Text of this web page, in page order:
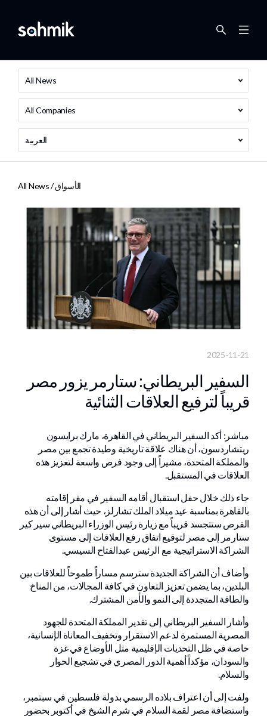
All News
All Companies
العربية
All News /الأسواق
2025-11-21
السفير البريطاني: ستارمر يزور مصر
قريباً لترفيع العلاقات الثنائية
مباشر: أكد السفير البريطاني في القاهرة، مارك برايسون
ريتشاردسون، أن هناك علاقة تاريخية وطيدة تجمع بين مصر
والمملكة المتحدة، مشيراً إلى وجود فرص واسعة لتعزيز هذه
العلاقات في المستقبل.
جاء ذلك خلال حفل استقبال أقامه السفير في مقر إقامته
بالقاهرة بمناسبة عيد ميلاد الملك تشارلز، حيث أشار إلى أن هذه
الفرص ستتجسد قريباً مع زيارة رئيس الوزراء البريطاني سير كير
ستارمر إلى مصر لتوقيع اتفاق رفع العلاقات إلى مستوى
الشراكة الاستراتيجية مع الرئيس عبدالفتاح السيسي.
وأضاف أن الشراكة الجديدة سترسم مساراً طموحاً للعلاقات بين
البلدين، بما يضمن تعزيز التعاون في كافة المجالات، من المناخ
والطاقة المتجددة إلى النمو والأمن المشترك.
وأشار السفير البريطاني إلى تقدير المملكة المتحدة للجهود
المصرية المستمرة لدعم الاستقرار وتخفيف المعاناة الإنسانية،
خاصة في ظل التحديات الإقليمية مثل الأوضاع في غزة
والسودان، مؤكداً أهمية الدور المصري في تشجيع الحوار
والسلام.
ولفت إلى أن اعتراف بلاده الرسمي بدولة فلسطين في سبتمبر،
واستضافة مصر لقمة السلام في شرم الشيخ في أكتوبر بحضور